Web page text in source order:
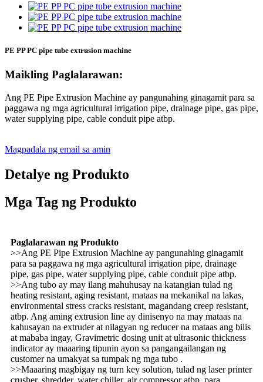
PE PP PC pipe tube extrusion machine
Maikling Paglalarawan:
Ang PE Pipe Extrusion Machine ay pangunahing ginagamit para sa
paggawa ng mga agricultural irrigation pipe, drainage pipe, gas pipe,
water supplying pipe, cable conduit pipe atbp.
Magpadala ng email sa amin
Detalye ng Produkto
Mga Tag ng Produkto
Paglalarawan ng Produkto
>>Ang PE Pipe Extrusion Machine ay pangunahing ginagamit
para sa paggawa ng mga agricultural irrigation pipe, drainage
pipe, gas pipe, water supplying pipe, cable conduit pipe atbp.
>>Ang tubo ay may ilang mahuhusay na katangian tulad ng
heating resistant, aging resistant, mataas na mekanikal na lakas,
environmental stress cracks resistant, magandang creep resistant,
atbp. Ang aming extrusion line ay dinisenyo na may mataas na
kahusayan na extruder at nilagyan ng reducer na mataas ang bilis
at mababa ingay, Gravimetric dosing unit at ultrasonic thickness
indicator ay maaaring tipunin ayon sa pangangailangan ng
customer na umakyat sa tumpak ng mga tubo .
>>Maaaring magbigay ng turn key solution, tulad ng laser printer
crusher, shredder, water chiller, air compressor atbp. para